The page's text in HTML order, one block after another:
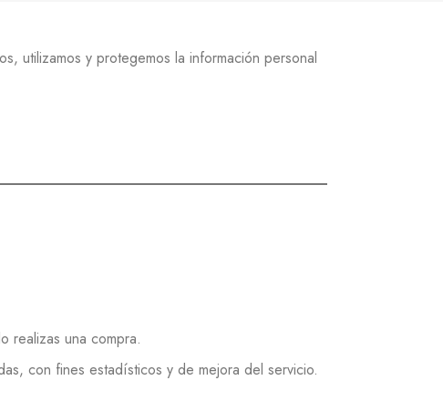
utilizamos y protegemos la información personal
realizas una compra.
con fines estadísticos y de mejora del servicio.